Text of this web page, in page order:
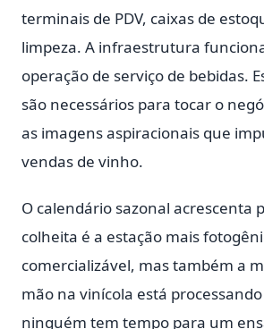
terminais de PDV, caixas de
limpeza. A infraestrutura
operação de serviço de bebidas.
são necessários para tocar o
as imagens aspiracionais que
vendas de vinho.
O calendário sazonal acrescenta
colheita é a estação mais
comercializável, mas também a
mão na vinícola está
ninguém tem tempo para um